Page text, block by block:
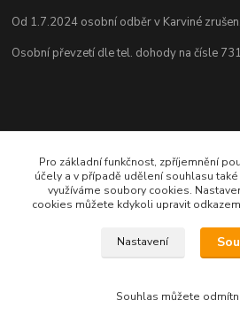
Od 1.7.2024 osobní odběr v Karviné zrušen.
Osobní převzetí dle tel. dohody na čísle
Renáta Dimtová
+420 731 077 869
email lucie-shop@seznam.cz
Pro základní funkčnost, zpříjemnění
účely a v případě udělení souhlasu
využíváme soubory cookies.
cookies můžete kdykoli upravit
Nastavení
Souhlas můžete